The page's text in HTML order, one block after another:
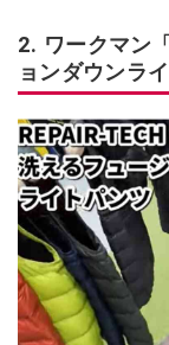
2. ワークマン
ョンダウンラ